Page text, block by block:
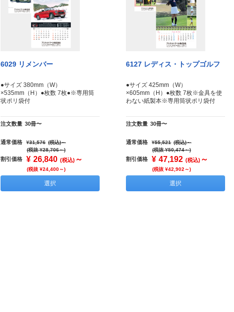
6029 リメンバー
●サイズ 380mm（W）
×535mm（H）●枚数 7枚●※専用筒
状ポリ袋付
注文数量 30冊〜
通常価格 ¥31,576 (税込)～
(税抜 ¥28,706～)
割引価格 ¥ 26,840 (税込) ～
(税抜 ¥24,400～)
選択
6127 レディス・トップゴルフ
●サイズ 425mm（W）
×605mm（H）●枚数 7枚※金具を使
わない紙製本※専用筒状ポリ袋付
注文数量 30冊〜
通常価格 ¥55,521 (税込)～
(税抜 ¥50,474～)
割引価格 ¥ 47,192 (税込) ～
(税抜 ¥42,902～)
選択